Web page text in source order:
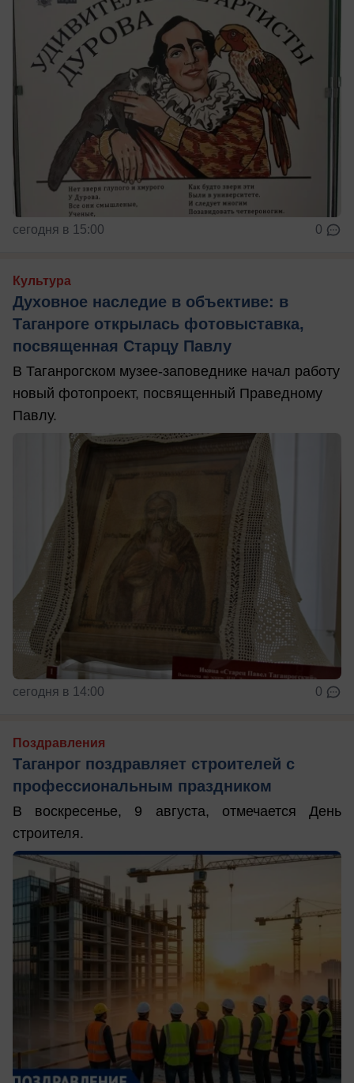
сегодня в 15:00 0
Культура
Духовное наследие в объективе: в
Таганроге открылась фотовыставка,
посвященная Старцу Павлу
В Таганрогском музее-заповеднике начал работу
новый фотопроект, посвященный Праведному
Павлу.
сегодня в 14:00 0
Поздравления
Таганрог поздравляет строителей с
профессиональным праздником
В воскресенье, 9 августа, отмечается День
строителя.